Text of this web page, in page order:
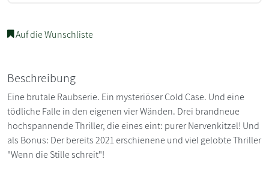
Auf die Wunschliste
Beschreibung
Eine brutale Raubserie. Ein mysteriöser Cold Case. Und eine
tödliche Falle in den eigenen vier Wänden. Drei brandneue
hochspannende Thriller, die eines eint: purer Nervenkitzel! Und
als Bonus: Der bereits 2021 erschienene und viel gelobte Thriller
"Wenn die Stille schreit"!